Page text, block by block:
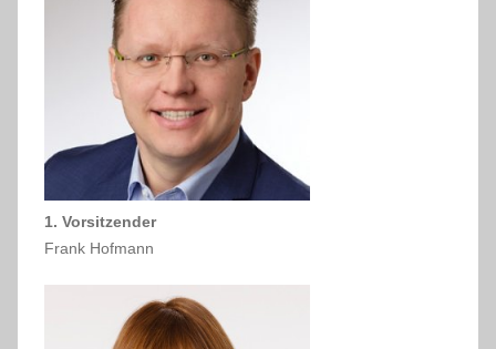
1. Vorsitzender
Frank Hofmann